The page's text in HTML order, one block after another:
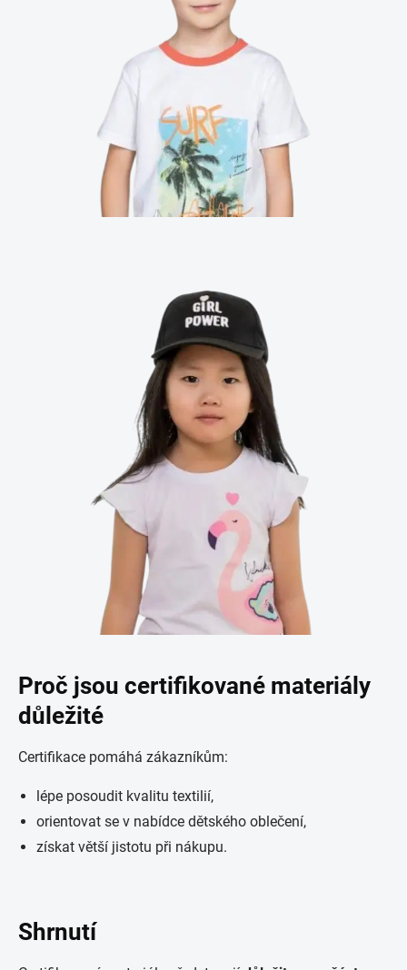
Proč jsou certifikované materiály
důležité
Certifikace pomáhá zákazníkům:
lépe posoudit kvalitu textilií,
orientovat se v nabídce dětského oblečení,
získat větší jistotu při nákupu.
Shrnutí